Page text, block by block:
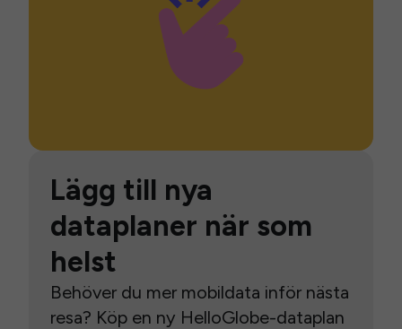
Lägg till nya
dataplaner när som
helst
Behöver du mer mobildata inför nästa
resa? Köp en ny HelloGlobe-dataplan